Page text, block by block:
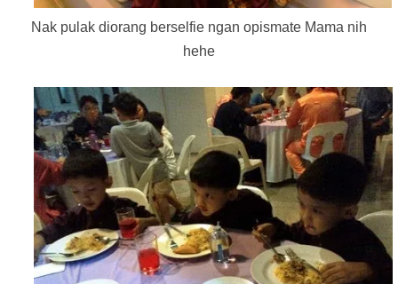
Nak pulak diorang berselfie ngan opismate Mama nih
hehe